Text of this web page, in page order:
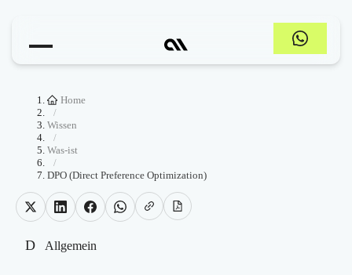
Home
/
Wissen
/
Was-ist
/
DPO (Direct Preference Optimization)
D Allgemein